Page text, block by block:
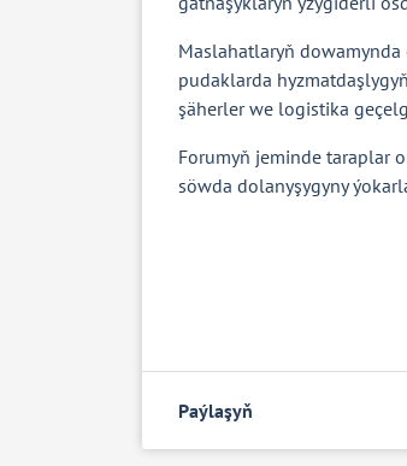
Maslahatlaryň
pudaklarda
şäherler we logistika
Forumyň jeminde taraplar
söwda dolanyşygyny
Paýlaşyň